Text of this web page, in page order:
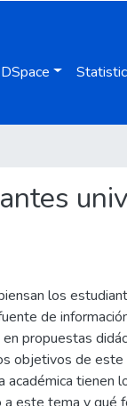
los
de
propuestas
objetivos de
académica tienen